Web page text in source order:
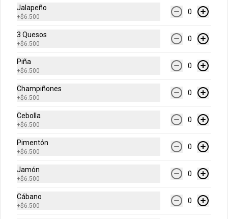
Bebidas
Regular o Light
Jalapeño
+$6.500
0
3 Quesos
+$6.500
0
Piña
+$6.500
0
Champiñones
+$6.500
0
Cebolla
+$6.500
0
Pimentón
+$6.500
0
Jamón
+$6.500
0
Cábano
+$6.500
0